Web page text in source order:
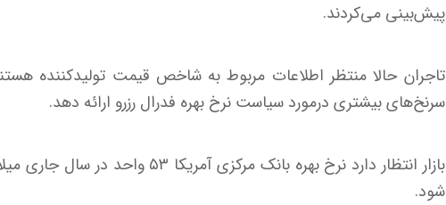
پیش‌بینی می‌کردند.
تاجران حالا منتظر اطلاعات مربوط به شاخص قیمت تولیدکننده
سرنخ‌های بیشتری درمورد سیاست نرخ بهره فدرال رزرو ارائه دهد.
بازار انتظار دارد نرخ بهره بانک
شود.